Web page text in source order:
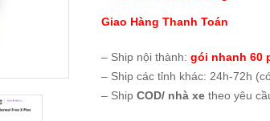
Giao Hàng Thanh Toán
– Ship nội thành: gói nhanh 60
– Ship các tỉnh khác: 24h-72h
– Ship COD/ nhà xe theo yêu